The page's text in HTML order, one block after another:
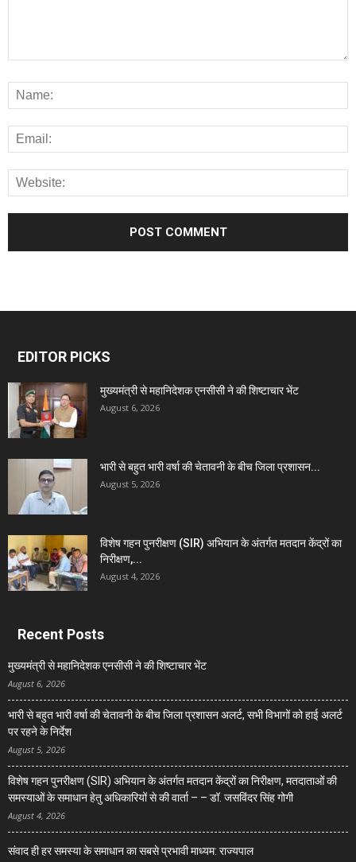
EDITOR PICKS
मुख्यमंत्री से महानिदेशक एनसीसी ने की शिष्टाचार भेंट
August 6, 2026
भारी से बहुत भारी वर्षा की चेतावनी के बीच जिला प्रशासन...
August 5, 2026
विशेष गहन पुनरीक्षण (SIR) अभियान के अंतर्गत मतदान केंद्रों का
निरीक्षण,...
August 4, 2026
Recent Posts
मुख्यमंत्री से महानिदेशक एनसीसी ने की शिष्टाचार भेंट
August 6, 2026
भारी से बहुत भारी वर्षा की चेतावनी के बीच जिला प्रशासन अलर्ट, सभी विभागों को हाई अलर्ट
पर रहने के निर्देश
August 5, 2026
विशेष गहन पुनरीक्षण (SIR) अभियान के अंतर्गत मतदान केंद्रों का निरीक्षण, मतदाताओं की
समस्याओं के समाधान हेतु अधिकारियों से की वार्ता – – डॉ. जसविंदर सिंह गोगी
August 4, 2026
संवाद ही हर समस्या के समाधान का सबसे प्रभावी माध्यम: राज्यपाल